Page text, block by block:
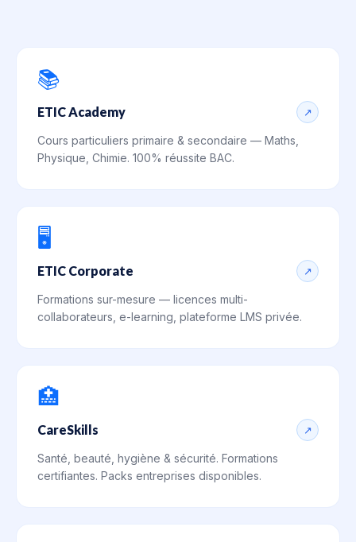
📚
ETIC Academy ↗
Cours particuliers primaire & secondaire — Maths,
Physique, Chimie. 100% réussite BAC.
🖥️
ETIC Corporate ↗
Formations sur-mesure — licences multi-
collaborateurs, e-learning, plateforme LMS privée.
🏥
CareSkills ↗
Santé, beauté, hygiène & sécurité. Formations
certifiantes. Packs entreprises disponibles.